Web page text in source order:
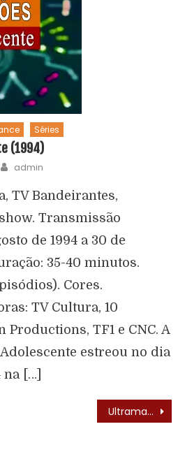
Séries
(1994)
admin
TV Bandeirantes,
Transmissão
de 1994 a 30 de
35-40 minutos.
Cores.
TV Cultura, 10
Productions, TF1 e CNC. A
estreou no dia
na […]
Ultraman (Urutoraman – 1966) – Letra do Tema de Abertura